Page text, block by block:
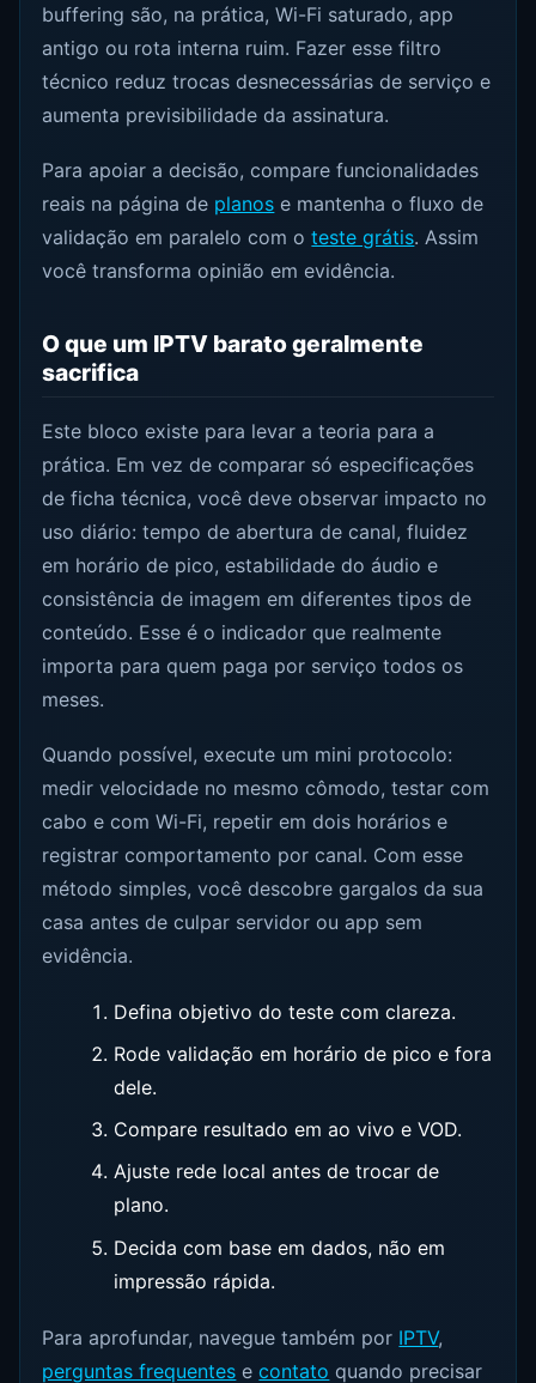
buffering são, na prática, Wi-Fi saturado, app
antigo ou rota interna ruim. Fazer esse filtro
técnico reduz trocas desnecessárias de serviço e
aumenta previsibilidade da assinatura.
Para apoiar a decisão, compare funcionalidades
reais na página de planos e mantenha o fluxo de
validação em paralelo com oteste grátis. Assim
você transforma opinião em evidência.
O que um IPTV barato geralmente
sacrifica
Este bloco existe para levar a teoria para a
prática. Em vez de comparar só especificações
de ficha técnica, você deve observar impacto no
uso diário: tempo de abertura de canal, fluidez
em horário de pico, estabilidade do áudio e
consistência de imagem em diferentes tipos de
conteúdo. Esse é o indicador que realmente
importa para quem paga por serviço todos os
meses.
Quando possível, execute um mini protocolo:
medir velocidade no mesmo cômodo, testar com
cabo e com Wi-Fi, repetir em dois horários e
registrar comportamento por canal. Com esse
método simples, você descobre gargalos da sua
casa antes de culpar servidor ou app sem
evidência.
Defina objetivo do teste com clareza.
Rode validação em horário de pico e fora
dele.
Compare resultado em ao vivo e VOD.
Ajuste rede local antes de trocar de
plano.
Decida com base em dados, não em
impressão rápida.
Para aprofundar, navegue também por IPTV,
perguntas frequentes econtato quando precisar